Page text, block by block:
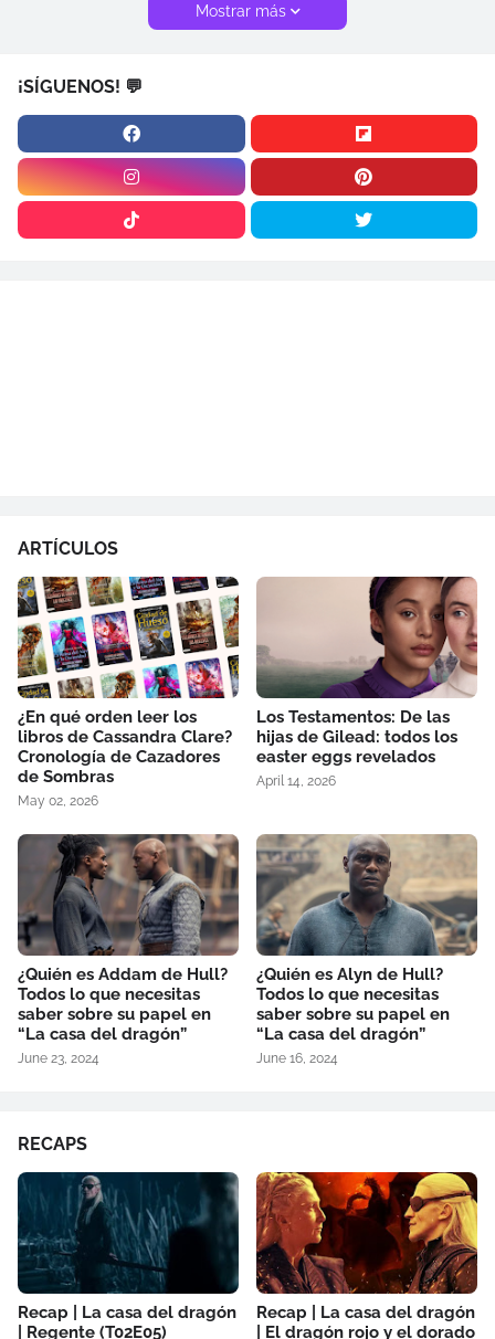
Mostrar más
¡SÍGUENOS! 💬
ARTÍCULOS
¿En qué orden leer los
libros de Cassandra Clare?
Cronología de Cazadores
de Sombras
May 02, 2026
Los Testamentos: De las
hijas de Gilead: todos los
easter eggs revelados
April 14, 2026
¿Quién es Addam de Hull?
Todos lo que necesitas
saber sobre su papel en
“La casa del dragón”
June 23, 2024
¿Quién es Alyn de Hull?
Todos lo que necesitas
saber sobre su papel en
“La casa del dragón”
June 16, 2024
RECAPS
Recap | La casa del dragón
| Regente (T02E05)
Recap | La casa del dragón
| El dragón rojo y el dorado